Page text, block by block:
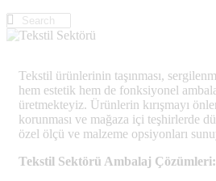
Tekstil ürünlerinin taşınması,
hem estetik hem de fonksiyonel
üretmekteyiz. Ürünlerin kırışmayı
korunması ve mağaza içi teşhirlerde
özel ölçü ve malzeme opsiyonları
Tekstil Sektörü Ambalaj Çözümleri: